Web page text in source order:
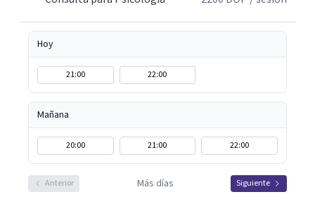
Hoy
21:00 22:00
Mañana
20:00 21:00 22:00
Anterior Más días Siguiente